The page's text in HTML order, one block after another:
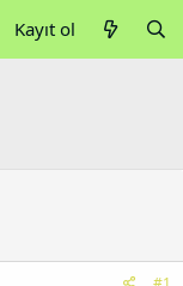
Kayıt ol